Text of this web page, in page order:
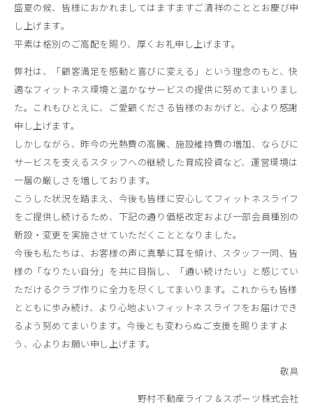
盛夏の候、皆様におかれましてはますますご清祥のこととお慶び申
し上げます。
平素は格別のご高配を賜り、厚くお礼申し上げます。
弊社は、「顧客満足を感動と喜びに変える」という理念のもと、快
適なフィットネス環境と温かなサービスの提供に努めてまいりまし
た。これもひとえに、ご愛顧くださる皆様のおかげと、心より感謝
申し上げます。
しかしながら、昨今の光熱費の高騰、施設維持費の増加、ならびに
サービスを支えるスタッフへの継続した育成投資など、運営環境は
一層の厳しさを増しております。
こうした状況を踏まえ、今後も皆様に安心してフィットネスライフ
をご提供し続けるため、下記の通り価格改定および一部会員種別の
新設・変更を実施させていただくこととなりました。
今後も私たちは、お客様の声に真摯に耳を傾け、スタッフ一同、皆
様の「なりたい自分」を共に目指し、「通い続けたい」と感じてい
ただけるクラブ作りに全力を尽くしてまいります。これからも皆様
とともに歩み続け、より心地よいフィットネスライフをお届けでき
るよう努めてまいります。今後とも変わらぬご支援を賜りますよ
う、心よりお願い申し上げます。
敬具
野村不動産ライフ＆スポーツ株式会社